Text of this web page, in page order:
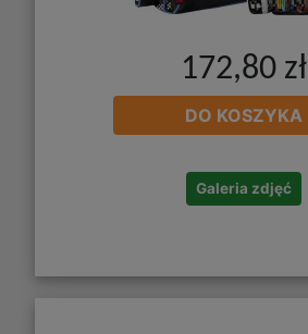
172,80 zł
DO KOSZYKA
Galeria zdjęć